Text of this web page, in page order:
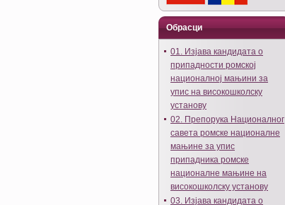
Обрасци
01. Изјава кандидата о
припадности ромској
националној мањини за
упис на високошколску
установу
02. Препорука Националног
савета ромске националне
мањине за упис
припадника ромске
националне мањине на
високошколску установу
03. Изјава кандидата о